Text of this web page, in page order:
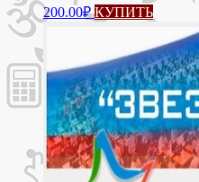
200.00₽ КУПИТЬ